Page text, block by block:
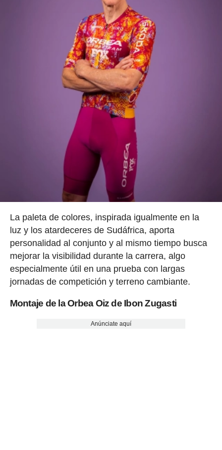
La paleta de colores, inspirada igualmente en la
luz y los atardeceres de Sudáfrica, aporta
personalidad al conjunto y al mismo tiempo busca
mejorar la visibilidad durante la carrera, algo
especialmente útil en una prueba con largas
jornadas de competición y terreno cambiante.
Montaje de la Orbea Oiz de Ibon Zugasti
Anúnciate aquí